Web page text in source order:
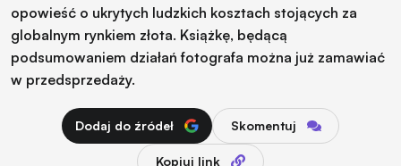
opowieść o ukrytych ludzkich kosztach stojących za
globalnym rynkiem złota. Książkę, będącą
podsumowaniem działań fotografa można już zamawiać
w przedsprzedaży.
Dodaj do źródeł Skomentuj
Kopiuj link